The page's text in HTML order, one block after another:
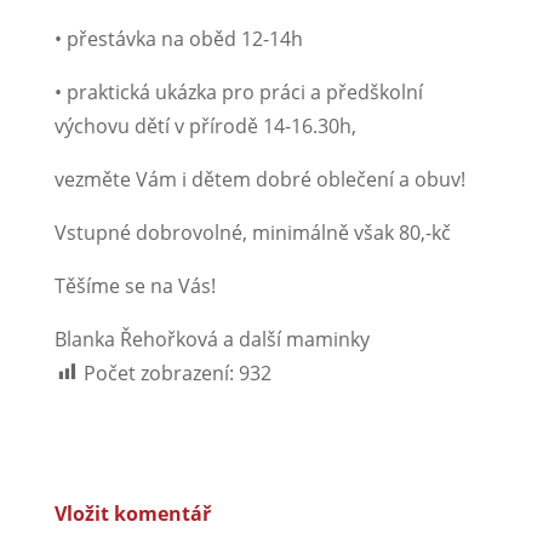
• přestávka na oběd 12-14h
• praktická ukázka pro práci a předškolní
výchovu dětí v přírodě 14-16.30h,
vezměte Vám i dětem dobré oblečení a obuv!
Vstupné dobrovolné, minimálně však 80,-kč
Těšíme se na Vás!
Blanka Řehořková a další maminky
Počet zobrazení: 932
Vložit komentář